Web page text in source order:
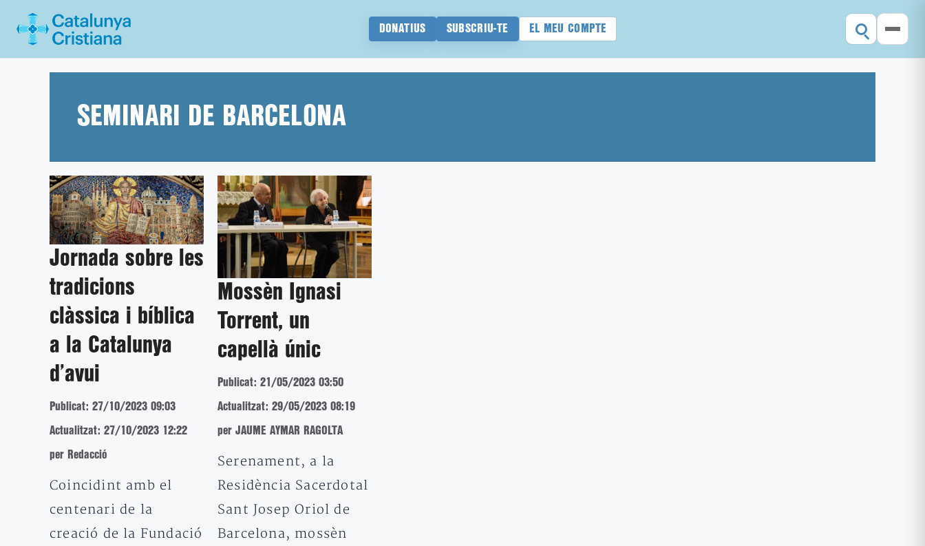
DONATIUS SUBSCRIU-TE EL MEU COMPTE
SEMINARI DE BARCELONA
Jornada sobre les
tradicions
clàssica i bíblica
a la Catalunya
d’avui
Publicat: 27/10/2023 09:03
Actualitzat: 27/10/2023 12:22
per Redacció
Coincidint amb el
centenari de la
creació de la Fundació
Mossèn Ignasi
Torrent, un
capellà únic
Publicat: 21/05/2023 03:50
Actualitzat: 29/05/2023 08:19
per JAUME AYMAR RAGOLTA
Serenament, a la
Residència Sacerdotal
Sant Josep Oriol de
Barcelona, mossèn